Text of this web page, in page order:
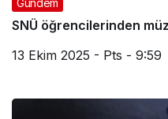
Gündem
SNÜ öğrencilerinden
13 Ekim 2025 - Pts - 9:59